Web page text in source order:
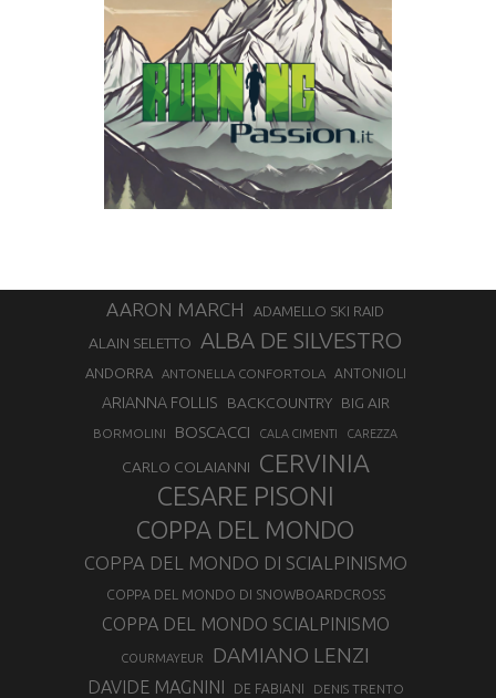
AARON MARCH ADAMELLO SKI RAID
ALAIN SELETTO ALBA DE SILVESTRO
ANDORRA ANTONELLA CONFORTOLA ANTONIOLI
ARIANNA FOLLIS BACKCOUNTRY BIG AIR
BORMOLINI BOSCACCI CALA CIMENTI CAREZZA
CARLO COLAIANNI CERVINIA
CESARE PISONI
COPPA DEL MONDO
COPPA DEL MONDO DI SCIALPINISMO
COPPA DEL MONDO DI SNOWBOARDCROSS
COPPA DEL MONDO SCIALPINISMO
COURMAYEUR DAMIANO LENZI
DAVIDE MAGNINI DE FABIANI DENIS TRENTO